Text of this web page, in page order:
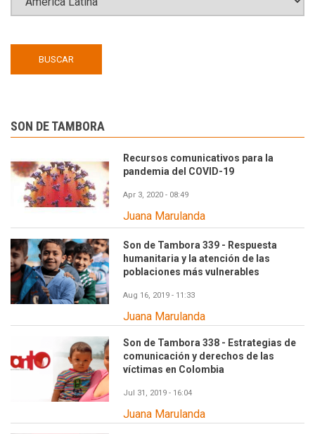
SON DE TAMBORA
Recursos comunicativos para la
pandemia del COVID-19
Apr 3, 2020 - 08:49
Juana Marulanda
Son de Tambora 339 - Respuesta
humanitaria y la atención de las
poblaciones más vulnerables
Aug 16, 2019 - 11:33
Juana Marulanda
Son de Tambora 338 - Estrategias de
comunicación y derechos de las
víctimas en Colombia
Jul 31, 2019 - 16:04
Juana Marulanda